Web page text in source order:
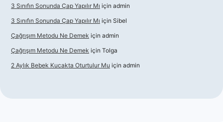
3 Sınıfın Sonunda Çap Yapılır Mı için admin
3 Sınıfın Sonunda Çap Yapılır Mı için Sibel
Çağrışım Metodu Ne Demek için admin
Çağrışım Metodu Ne Demek için Tolga
2 Aylık Bebek Kucakta Oturtulur Mu için admin